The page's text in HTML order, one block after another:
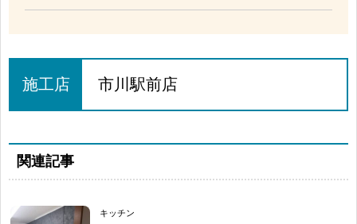
施工店 市川駅前店
関連記事
キッチン